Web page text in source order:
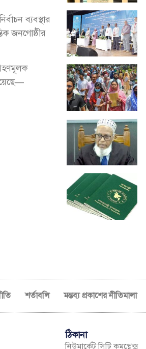
ব্যবস্থার
জনগোষ্ঠীর
শর্তাবলি মন্তব্য প্রকাশের নীতিমালা
ঠিকানা
নিউমার্কেট সিটি কমপ্লেক্স